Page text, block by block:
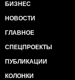
БИЗНЕС
НОВОСТИ
ГЛАВНОЕ
СПЕЦПРОЕКТЫ
ПУБЛИКАЦИИ
КОЛОНКИ